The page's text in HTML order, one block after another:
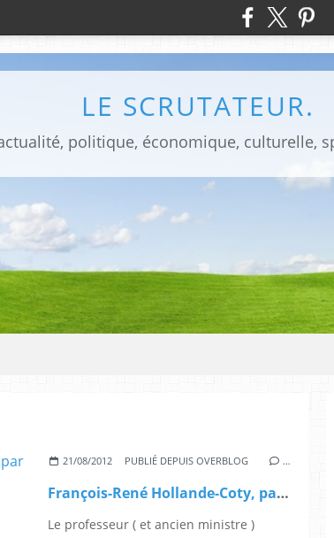
LE SCRUTATEUR.
21/08/2012 PUBLIÉ DEPUIS OVERBLOG …
François-René Hollande-Coty, par Bernard Debré.
Le professeur ( et ancien ministre )